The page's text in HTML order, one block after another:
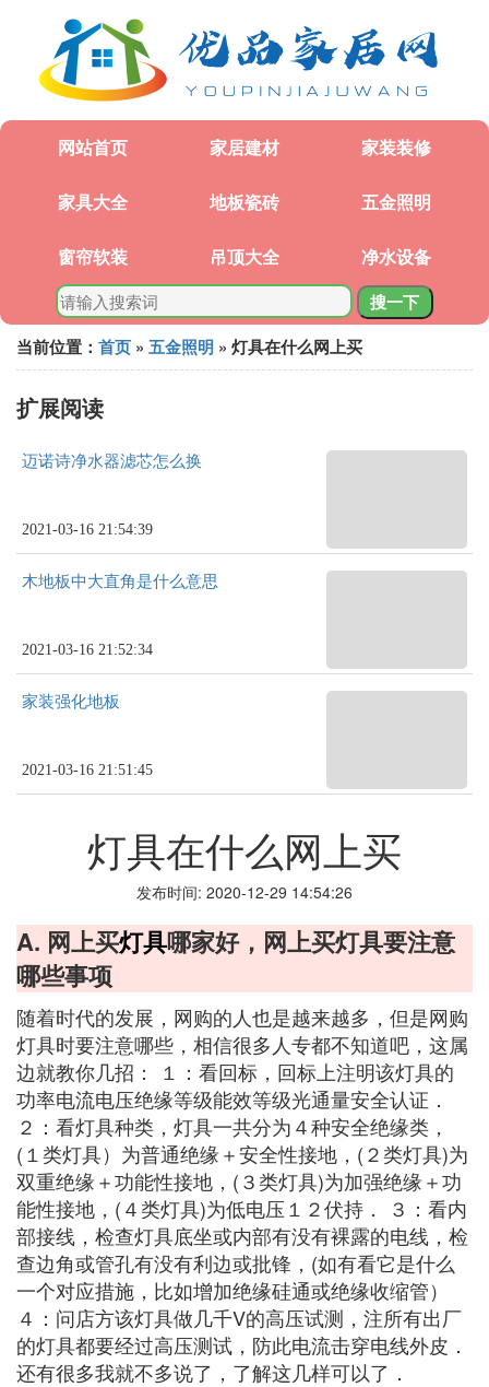
网站首页 家居建材 家装装修
家具大全 地板瓷砖 五金照明
窗帘软装 吊顶大全 净水设备
搜一下
当前位置： 首页 » 五金照明 » 灯具在什么网上买
扩展阅读
迈诺诗净水器滤芯怎么换
2021-03-16 21:54:39
木地板中大直角是什么意思
2021-03-16 21:52:34
家装强化地板
2021-03-16 21:51:45
灯具在什么网上买
发布时间: 2020-12-29 14:54:26
A. 网上买灯具哪家好，网上买灯具要注意
哪些事项
随着时代的发展，网购的人也是越来越多，但是网购
灯具时要注意哪些，相信很多人专都不知道吧，这属
边就教你几招： １：看回标，回标上注明该灯具的
功率电流电压绝缘等级能效等级光通量安全认证．
２：看灯具种类，灯具一共分为４种安全绝缘类，
(１类灯具）为普通绝缘＋安全性接地，(２类灯具)为
双重绝缘＋功能性接地，(３类灯具)为加强绝缘＋功
能性接地，(４类灯具)为低电压１２伏持． ３：看内
部接线，检查灯具底坐或内部有没有裸露的电线，检
查边角或管孔有没有利边或批锋，(如有看它是什么
一个对应措施，比如增加绝缘硅通或绝缘收缩管）
４：问店方该灯具做几千V的高压试测，注所有出厂
的灯具都要经过高压测试，防此电流击穿电线外皮．
还有很多我就不多说了，了解这几样可以了．